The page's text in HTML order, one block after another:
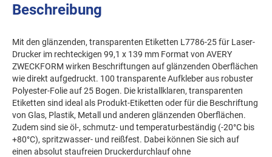
Beschreibung
Mit den glänzenden, transparenten Etiketten L7786-25 für Laser-
Drucker im rechteckigen 99,1 x 139 mm Format von AVERY
ZWECKFORM wirken Beschriftungen auf glänzenden Oberflächen
wie direkt aufgedruckt. 100 transparente Aufkleber aus robuster
Polyester-Folie auf 25 Bogen. Die kristallklaren, transparenten
Etiketten sind ideal als Produkt-Etiketten oder für die Beschriftung
von Glas, Plastik, Metall und anderen glänzenden Oberflächen.
Zudem sind sie öl-, schmutz- und temperaturbeständig (-20°C bis
+80°C), spritzwasser- und reißfest. Dabei können Sie sich auf
einen absolut staufreien Druckerdurchlauf ohne